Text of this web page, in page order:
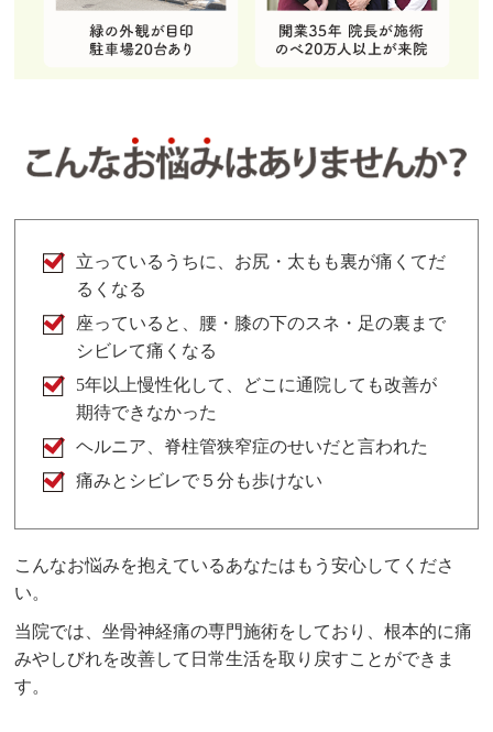
立っているうちに、お尻・太もも裏が痛くてだ
るくなる
座っていると、腰・膝の下のスネ・足の裏まで
シビレて痛くなる
5年以上慢性化して、どこに通院しても改善が
期待できなかった
ヘルニア、脊柱管狭窄症のせいだと言われた
痛みとシビレで５分も歩けない
こんなお悩みを抱えているあなたはもう安心してくださ
い。
当院では、坐骨神経痛の専門施術をしており、根本的に痛
みやしびれを改善して日常生活を取り戻すことができま
す。